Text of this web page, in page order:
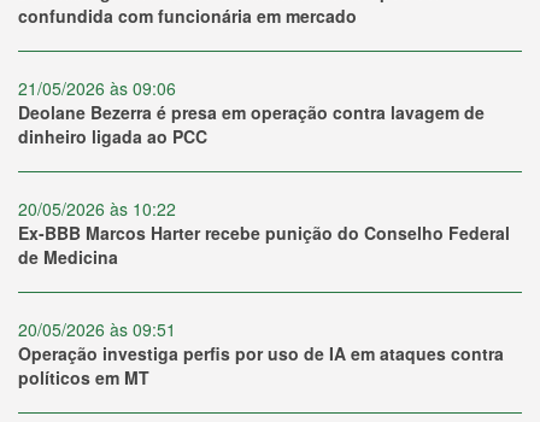
confundida com funcionária em mercado
21/05/2026 às 09:06
Deolane Bezerra é presa em operação contra lavagem de
dinheiro ligada ao PCC
20/05/2026 às 10:22
Ex-BBB Marcos Harter recebe punição do Conselho Federal
de Medicina
20/05/2026 às 09:51
Operação investiga perfis por uso de IA em ataques contra
políticos em MT